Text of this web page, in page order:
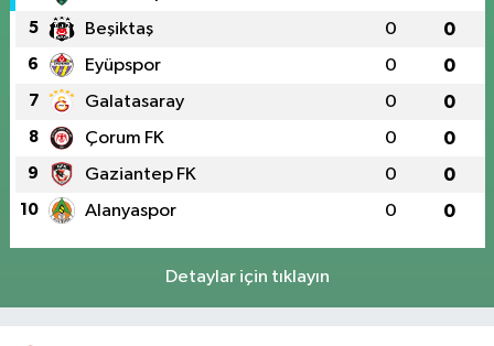
5 Beşiktaş 0 0
6 Eyüpspor 0 0
7 Galatasaray 0 0
8 Çorum FK 0 0
9 Gaziantep FK 0 0
10 Alanyaspor 0 0
Detaylar için tıklayın